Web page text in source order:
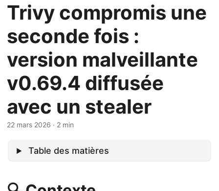
Trivy compromis une
seconde fois :
version malveillante
v0.69.4 diffusée
avec un stealer
22 mars 2026 · 2 min
Table des matières